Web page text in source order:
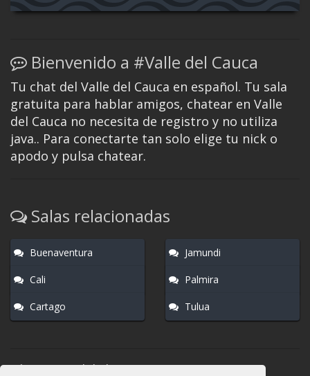
Bienvenido a #Valle del Cauca
Tu chat del Valle del Cauca en español. Tu sala
gratuita para hablar amigos, chatear en Valle
del Cauca no necesita de registro y no utiliza
java.. Para conectarte tan solo elige tu nick o
apodo y pulsa chatear.
Salas relacionadas
Buenaventura
Cali
Cartago
Jamundi
Palmira
Tulua
Normas del chat